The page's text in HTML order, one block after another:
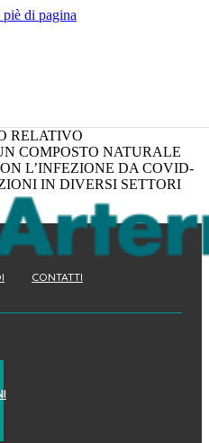
piè di pagina
RELATIVO
COMPOSTO NATURALE
L’INFEZIONE DA COVID-
IN DIVERSI SETTORI
CONTATTI